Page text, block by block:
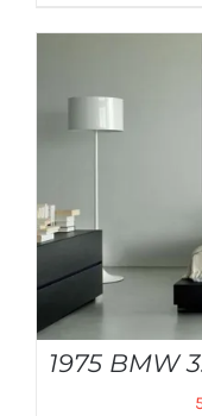
1975 BMW